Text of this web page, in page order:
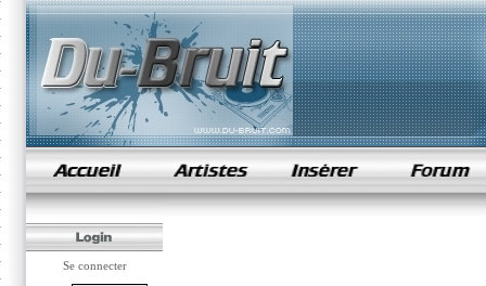
samples de rap
Se connecter